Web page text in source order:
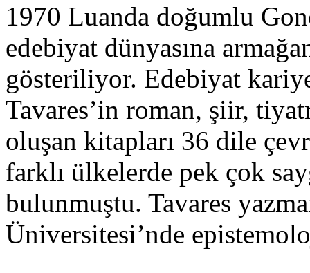
1970 Luanda doğumlu
edebiyat dünyasına
gösteriliyor. Edebiyat
Tavares’in roman, şiir,
oluşan kitapları 36 dile
farklı ülkelerde pek çok
bulunmuştu. Tavares
Üniversitesi’nde